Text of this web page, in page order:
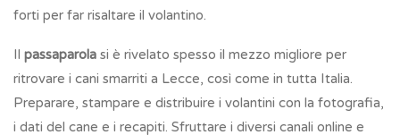
forti per far risaltare il volantino.
Il passaparola si è rivelato spesso il mezzo migliore per
ritrovare i cani smarriti a Lecce, così come in tutta Italia.
Preparare, stampare e distribuire i volantini con la fotografia,
i dati del cane e i recapiti. Sfruttare i diversi canali online e